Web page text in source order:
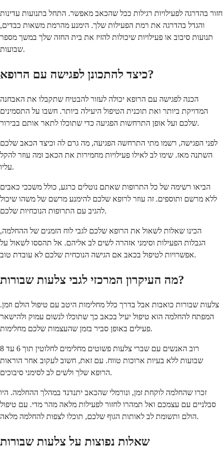
חזור בהדרגה לפעילויות רגילות ככל שהכאב מאפשר. התחל בתנועות עדינות
והגדל בהדרגה את רמת הפעילות שלך. הימנע מהרמת משאות כבדים,
תנועות סיבוב או פעילויות שיכולות להזיז את בית החזה שלך במשך מספר
שבועות.
כיצד להתכונן לפגישה עם הרופא?
הכנה לפגישה עם הרופא יכולה לעזור להבטיח שתקבלו את האבחנה
המדויקת ביותר ואת תוכנית הטיפול היעילה ביותר. חשבו על התסמינים
שלכם ועל אופן התרחשות הפגיעה כדי שתוכלו לתאר אותם בבירור.
לפני הפגישה, רשמו מתי התרחשה הפגיעה, מה גרם לה וכיצד הכאב שלכם
השתנה מאז. שימו לב לאילו פעילויות מחמירות את הכאב ומה עוזר להקל
עליו.
הביאו רשימה של כל התרופות שאתם נוטלים כרגע, כולל משככי כאבים
ללא מרשם ותוספים. זה עוזר לרופא שלכם להימנע מרשם של משהו שיכול
להגיב עם התרופות הנוכחיות שלכם.
הכינו שאלות לשאול את הרופא שלכם לגבי לוח הזמנים של ההחלמה,
הגבלות הפעילות וסימני אזהרה לשים לב אליהם. אל תהססו לשאול על
אפשרויות לטיפול בכאב אם הגישה הנוכחית שלכם לא עובדת טוב.
מה העיקרון המרכזי לגבי צלעות שבורות?
צלעות שבורות כואבות אבל בדרך כלל מחלימות היטב עם טיפול הולם וזמן.
המפתח להחלמה הוא טיפול יעיל בכאב כך שתוכלו לנשום עמוק ולהישאר
פעילים באופן סביר בזמן שהעצמות שלכם מחלימות.
רוב האנשים עם שברי צלעות פשוטים מחלימים לחלוטין תוך 6 עד 8
שבועות ללא בעיות ארוכות טווח. עם זאת, חשוב לעקוב אחר הוראות
הרופא שלך ולשים לב לסימני סיבוכים.
זכרו שהחלמה לוקחת זמן, ונורמלי שהכאב יתנדנד במהלך ההחלמה. היו
סבלניים עם עצמכם ואל תמהרו לחזור לפעילות מלאה מהר מדי. עם טיפול
הולם ותשומת לב לאותות הגוף שלכם, תוכלו לצפות להחלמה מלאה.
שאלות נפוצות על צלעות שבורות